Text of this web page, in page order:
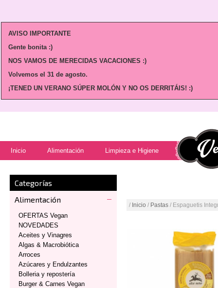
AVISO IMPORTANTE
Gente bonita :)
NOS VAMOS DE MERECIDAS VACACIONES :)
Volvemos el 31 de agosto.
¡TENED UN VERANO SÚPER MOLÓN Y NO OS DERRITÁIS! :)
Inicio Alimentación Limpieza e Higiene
Categorías
Alimentación
OFERTAS Vegan
NOVEDADES
Aceites y Vinagres
Algas & Macrobiótica
Arroces
Azúcares y Endulzantes
Bolleria y repostería
Burger & Carnes Vegan
/ Inicio / Pastas / Espaguetis